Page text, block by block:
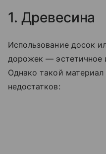
1. Древесина
Использование досок
дорожек — эстетичное
Однако такой
недостатков: